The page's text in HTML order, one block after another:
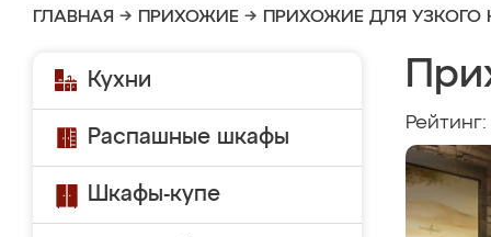
ГЛАВНАЯ → ПРИХОЖИЕ → ПРИХОЖИЕ ДЛЯ УЗКОГО
Кухни
Распашные шкафы
Шкафы-купе
Рейтинг: